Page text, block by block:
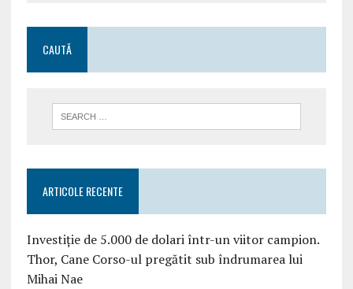
CAUTĂ
ARTICOLE RECENTE
Investiție de 5.000 de dolari într-un viitor campion.
Thor, Cane Corso-ul pregătit sub îndrumarea lui
Mihai Nae